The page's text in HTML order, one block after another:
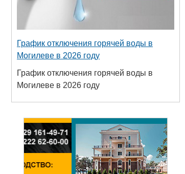
График отключения горячей воды в
Могилеве в 2026 году
График отключения горячей воды в
Могилеве в 2026 году